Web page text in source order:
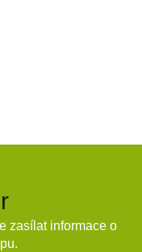
zasílat informace o